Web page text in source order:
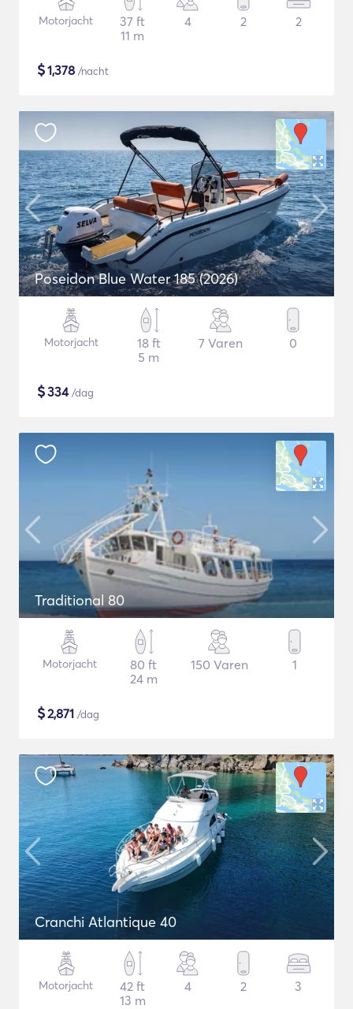
Motorjacht
37 ft
11 m
4 2 2
$1,378 /nacht
Poseidon Blue Water 185 (2026)
Motorjacht
18 ft
5 m
7 Varen 0
$334/dag
Traditional 80
Motorjacht
80 ft
24 m
150 Varen 1
$2,871 /dag
Cranchi Atlantique 40
Motorjacht
42 ft
13 m
4 2 3